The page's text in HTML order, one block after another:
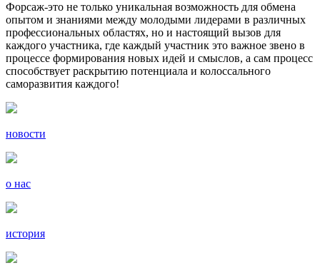
Форсаж-это не только уникальная возможность для обмена
опытом и знаниями между молодыми лидерами в различных
профессиональных областях, но и настоящий вызов для
каждого участника, где каждый участник это важное звено в
процессе формирования новых идей и смыслов, а сам процесс
способствует раскрытию потенциала и колоссального
саморазвития каждого!
новости
о нас
история